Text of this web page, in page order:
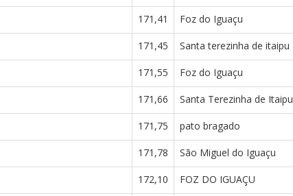
171,41 Foz do Iguaçu
171,45 Santa terezinha de itaipu
171,55 Foz do Iguaçu
171,66 Santa Terezinha de Itaipu
171,75 pato bragado
171,78 São Miguel do Iguaçu
172,10 FOZ DO IGUAÇU